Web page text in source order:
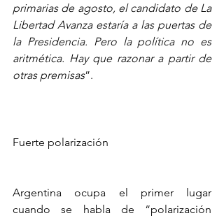
primarias de agosto, el candidato de La
Libertad Avanza estaría a las puertas de
la Presidencia. Pero la política no es
aritmética. Hay que razonar a partir de
otras premisas”.
Fuerte polarización
Argentina ocupa el primer lugar
cuando se habla de “polarización